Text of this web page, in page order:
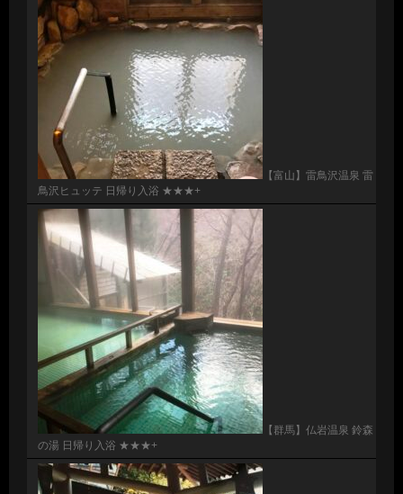
【富山】雷鳥沢温泉 雷
鳥沢ヒュッテ 日帰り入浴 ★★★+
【群馬】仏岩温泉 鈴森
の湯 日帰り入浴 ★★★+